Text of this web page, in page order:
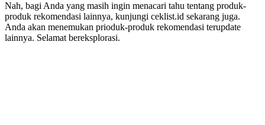
Nah, bagi Anda yang masih ingin menacari tahu tentang produk-
produk rekomendasi lainnya, kunjungi ceklist.id sekarang juga.
Anda akan menemukan prioduk-produk rekomendasi terupdate
lainnya. Selamat bereksplorasi.